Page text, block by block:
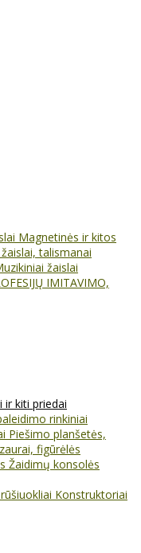
Magnetinės ir kitos
talismanai
žaislai
IMITAVIMO,
ir kiti priedai
rinkiniai
Piešimo planšetės,
figūrėlės
Žaidimų konsolės
Konstruktoriai